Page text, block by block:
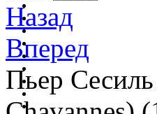
Назад
Вперед
Пьер